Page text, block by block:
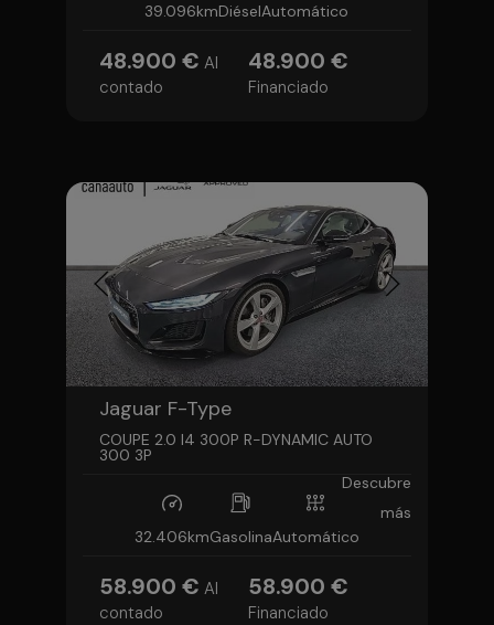
39.096kmDiéselAutomático
48.900 € Al
contado
48.900 €
Financiado
Jaguar F-Type
COUPE 2.0 I4 300P R-DYNAMIC AUTO
300 3P
32.406kmGasolinaAutomático
58.900 € Al
contado
58.900 €
Financiado
Descubre
más